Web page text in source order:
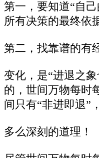
第一，要知道“自
所有决策的最终依
第二，找靠谱的有
变化，是“进退之
的，世间万物每时
间只有“非进即退”
多么深刻的道理！